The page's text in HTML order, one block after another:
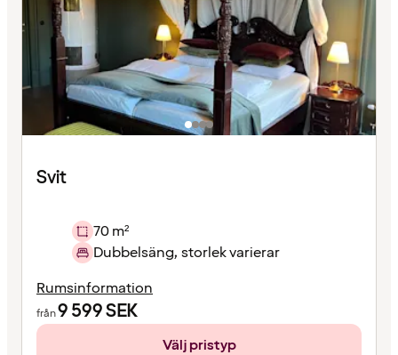
Svit
70 m²
Dubbelsäng, storlek varierar
Rumsinformation
från9 599SEK
Välj pristyp